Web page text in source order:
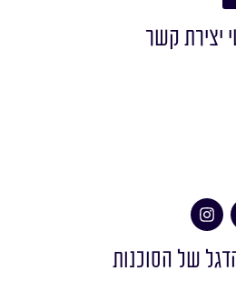
יצירת קשר
של הסוכנות